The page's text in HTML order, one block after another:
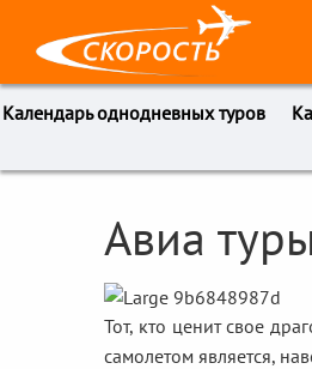
Календарь однодневных туров
Авиа
Тот, кто ценит свое
самолетом является,